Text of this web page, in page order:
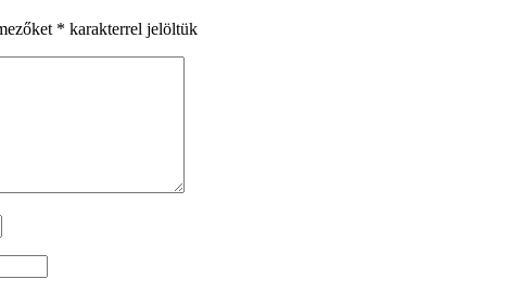
* karakterrel jelöltük